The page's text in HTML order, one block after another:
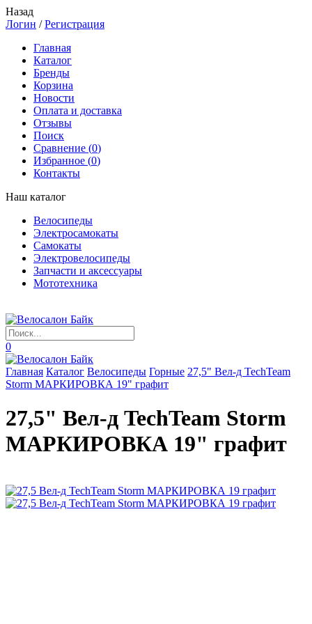
Назад
Логин /Регистрация
Главная
Каталог
Бренды
Корзина
Новости
Оплата и доставка
Отзывы
Поиск
Сравнение (0)
Избранное (0)
Контакты
Наш каталог
Велосипеды
Электросамокаты
Самокаты
Электровелосипеды
Запчасти и аксессуары
Мототехника
0
Главная Каталог Велосипеды Горные 27,5" Вел-д TechTeam
Storm МАРКИРОВКА 19" графит
27,5" Вел-д TechTeam Storm
МАРКИРОВКА 19" графит